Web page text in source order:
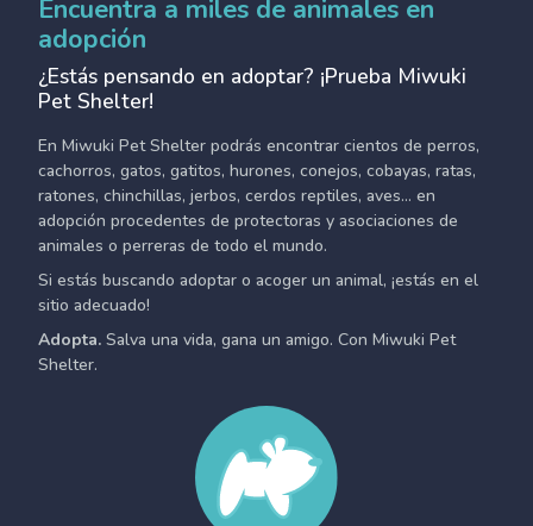
Encuentra a miles de animales en
adopción
¿Estás pensando en adoptar? ¡Prueba Miwuki
Pet Shelter!
En Miwuki Pet Shelter podrás encontrar cientos de perros,
cachorros, gatos, gatitos, hurones, conejos, cobayas, ratas,
ratones, chinchillas, jerbos, cerdos reptiles, aves... en
adopción procedentes de protectoras y asociaciones de
animales o perreras de todo el mundo.
Si estás buscando adoptar o acoger un animal, ¡estás en el
sitio adecuado!
Adopta. Salva una vida, gana un amigo. Con Miwuki Pet
Shelter.